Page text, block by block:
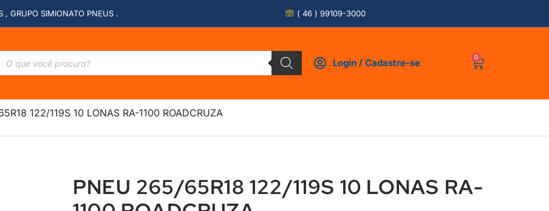
, GRUPO SIMIONATO PNEUS . ( 46 ) 99109-3000
Login / Cadastre-se
0
122/119S 10 LONAS RA-1100 ROADCRUZA
PNEU 265/65R18 122/119S 10 LONAS RA-